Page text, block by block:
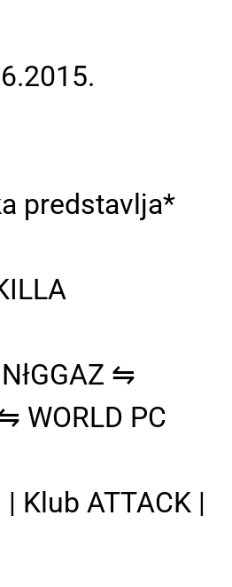
predstavlja*
⇋
WORLD PC
Klub ATTACK |